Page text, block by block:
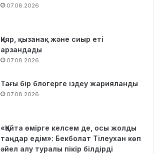
07.08.2026
Қияр, қызанақ және сиыр еті
арзандады
07.08.2026
Тағы бір блогерге іздеу жарияланды
07.08.2026
«Қайта өмірге келсем де, осы жолды
таңдар едім»: Бекболат Тілеухан көп
әйел алу туралы пікір білдірді